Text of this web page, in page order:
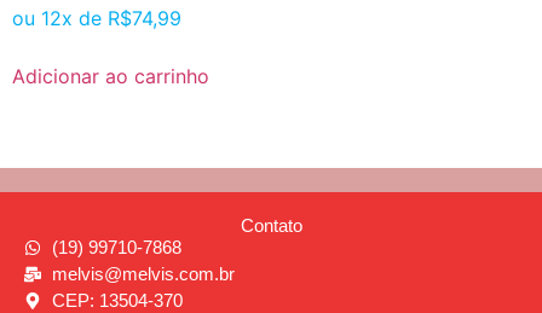
ou 12x de R$74,99
Adicionar ao carrinho
Contato
(19) 99710-7868
melvis@melvis.com.br
CEP: 13504-370